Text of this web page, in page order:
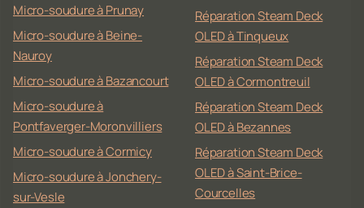
Micro-soudure à Prunay
Micro-soudure à Beine-
Nauroy
Micro-soudure à Bazancourt
Micro-soudure à
Pontfaverger-Moronvilliers
Micro-soudure à Cormicy
Micro-soudure à Jonchery-
sur-Vesle
Réparation Steam Deck
OLED à Tinqueux
Réparation Steam Deck
OLED à Cormontreuil
Réparation Steam Deck
OLED à Bezannes
Réparation Steam Deck
OLED à Saint-Brice-
Courcelles